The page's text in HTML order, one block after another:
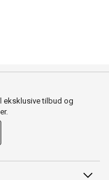
eksklusive tilbud og